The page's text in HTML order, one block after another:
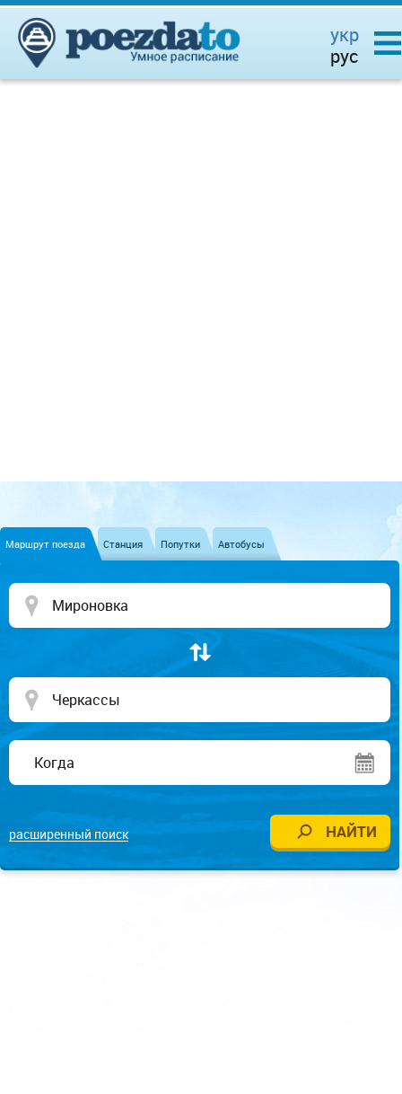
укр
рус
Маршрут поезда Станция Попутки Автобусы
расширенный поиск